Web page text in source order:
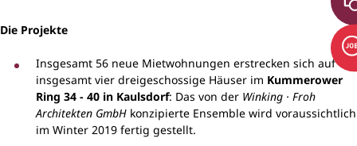
Die Projekte
Insgesamt 56 neue Mietwohnungen erstrecken sich auf
insgesamt vier dreigeschossige Häuser im Kummerower
Ring 34 - 40 in Kaulsdorf: Das von der Winking · Froh
Architekten GmbH konzipierte Ensemble wird voraussichtlich
im Winter 2019 fertig gestellt.